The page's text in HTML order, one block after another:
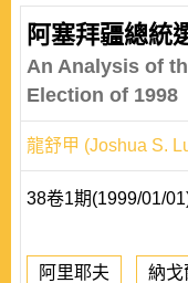
阿塞拜疆總統
An Analysis of
Election of 1998
龍舒甲 (Joshua S.
38卷1期(1999/01/
阿里耶夫 納戈